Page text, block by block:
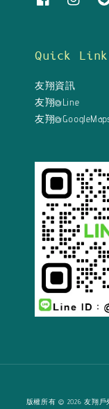
Quick
友翔資訊
友翔@Line
友翔
版權所有 © 2026 友翔戶